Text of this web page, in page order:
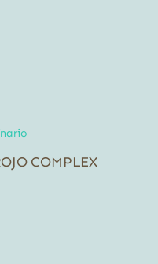
COMPLEX